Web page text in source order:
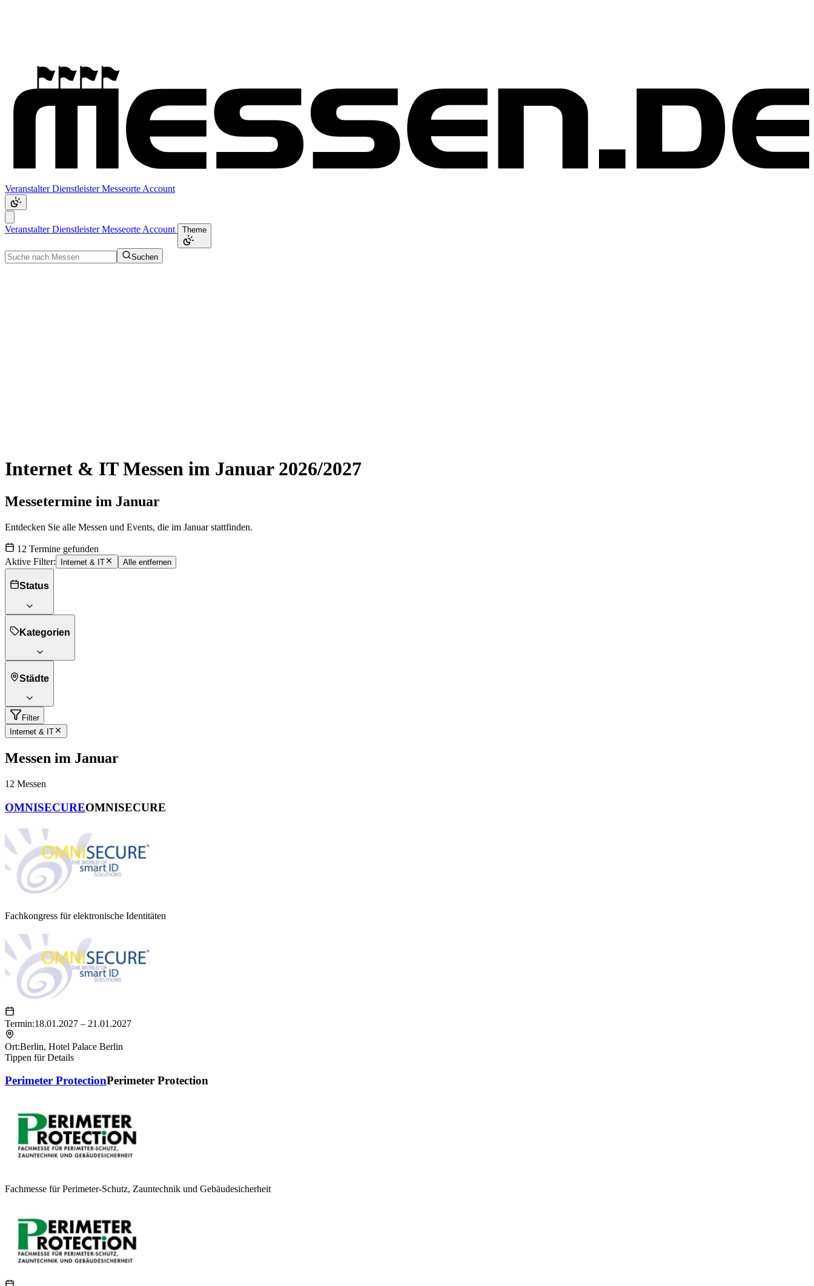
VeranstalterDienstleisterMesseorte Account
VeranstalterDienstleisterMesseorte Account Theme
Suchen
Internet & IT Messen im Januar 2026/2027
Messetermine im Januar
Entdecken Sie alle Messen und Events, die im Januar stattfinden.
12 Termine gefunden
Aktive Filter:
Internet & IT Alle entfernen
Status
Kategorien
Städte
Filter
Internet & IT
Messen im Januar
12 Messen
OMNISECUREOMNISECURE
Fachkongress für elektronische Identitäten
Termin:18.01.2027 – 21.01.2027
Ort:Berlin, Hotel Palace Berlin
Tippen für Details
Perimeter ProtectionPerimeter Protection
Fachmesse für Perimeter-Schutz, Zauntechnik und Gebäudesicherheit